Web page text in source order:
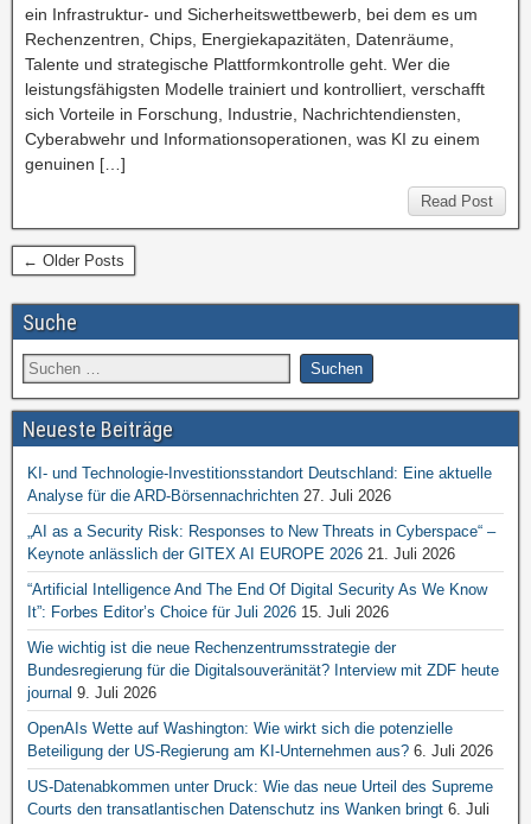
ein Infrastruktur- und Sicherheitswettbewerb, bei dem es um
Rechenzentren, Chips, Energiekapazitäten, Datenräume,
Talente und strategische Plattformkontrolle geht. Wer die
leistungsfähigsten Modelle trainiert und kontrolliert, verschafft
sich Vorteile in Forschung, Industrie, Nachrichtendiensten,
Cyberabwehr und Informationsoperationen, was KI zu einem
genuinen […]
Read Post
← Older Posts
Suche
Neueste Beiträge
KI- und Technologie-Investitionsstandort Deutschland: Eine aktuelle
Analyse für die ARD-Börsennachrichten 27. Juli 2026
„AI as a Security Risk: Responses to New Threats in Cyberspace“ –
Keynote anlässlich der GITEX AI EUROPE 2026 21. Juli 2026
“Artificial Intelligence And The End Of Digital Security As We Know
It”: Forbes Editor’s Choice für Juli 2026 15. Juli 2026
Wie wichtig ist die neue Rechenzentrumsstrategie der
Bundesregierung für die Digitalsouveränität? Interview mit ZDF heute
journal 9. Juli 2026
OpenAIs Wette auf Washington: Wie wirkt sich die potenzielle
Beteiligung der US-Regierung am KI-Unternehmen aus? 6. Juli 2026
US-Datenabkommen unter Druck: Wie das neue Urteil des Supreme
Courts den transatlantischen Datenschutz ins Wanken bringt 6. Juli